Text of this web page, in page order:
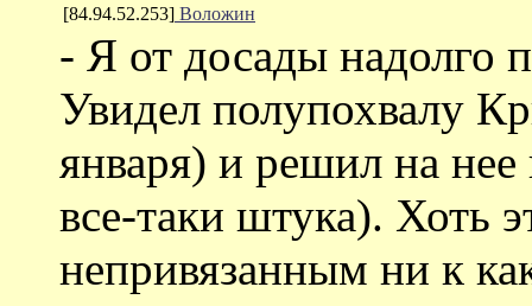
[84.94.52.253] Воложин
- Я от досады надолго
Увидел полупохвалу
января) и решил на нее
все-таки штука). Хоть
непривязанным ни к